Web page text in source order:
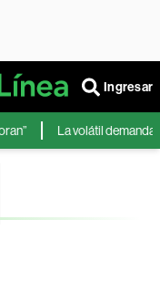
Ingresar
La volátil demanda de